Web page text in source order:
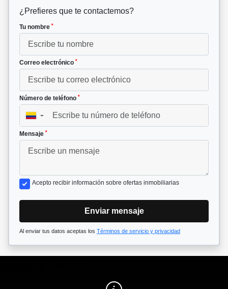
¿Prefieres que te contactemos?
Tu nombre *
Correo electrónico *
Número de teléfono *
▼
Mensaje *
Acepto recibir información sobre ofertas inmobiliarias
Enviar mensaje
Al enviar tus datos aceptas los Términos de servicio y privacidad